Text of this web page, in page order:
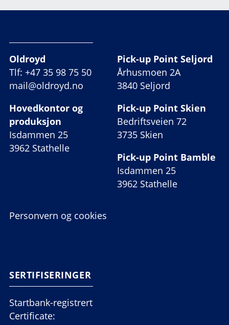
Oldroyd
Tlf: +47 35 98 75 50
mail@oldroyd.no
Hovedkontor og
produksjon
Isdammen 25
3962 Stathelle
Pick-up Point Seljord
Århusmoen 2A
3840 Seljord
Pick-up Point Skien
Bedriftsveien 72
3735 Skien
Pick-up Point Bamble
Isdammen 25
3962 Stathelle
Personvern og cookies
SERTIFISERINGER
Startbank-registrert
Certificate: